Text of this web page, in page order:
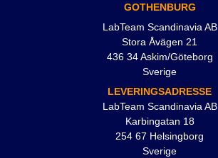
GOTHENBURG
LabTeam Scandinavia AB
Stora Åvägen 21
436 34 Askim/Göteborg
Sverige
LEVERINGSADRESSE
LabTeam Scandinavia AB
Karbingatan 18
254 67 Helsingborg
Sverige